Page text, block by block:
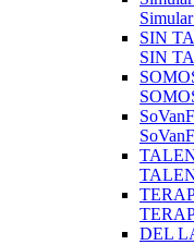
SIN
SIN
DEL